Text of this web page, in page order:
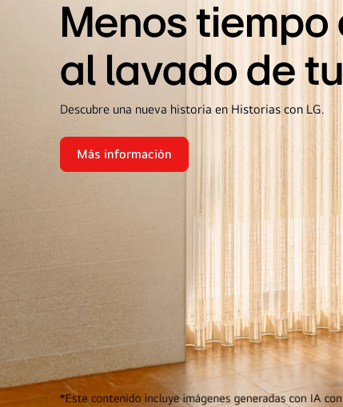
Menos
al lavado de
Descubre una nueva historia en Historias con LG.
Menos
tiempo
Más información